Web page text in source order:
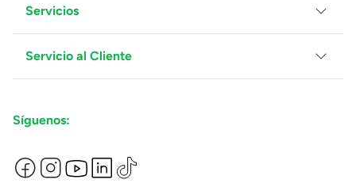
Grupo Juguetron
Localiza tu tienda
Blog
Servicios
Facturación
Proveedores
Servicio al Cliente
Preguntas Frecuentes
Términos y Condiciones
Devoluciones de Compras en Línea
Síguenos: